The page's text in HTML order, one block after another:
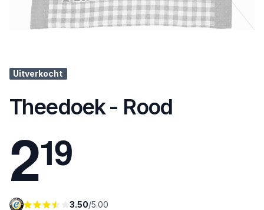
Uitverkocht
Theedoek - Rood
219
3.50/5.00